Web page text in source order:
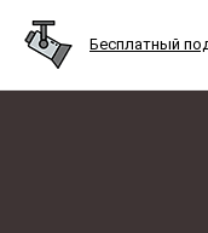
Бесплатный